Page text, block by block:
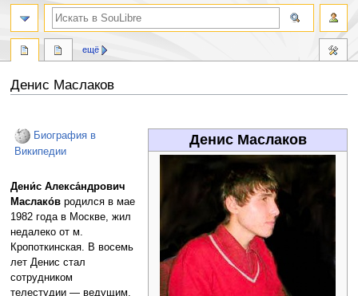
Денис Маслаков
навигации
поиску
Денис Маслаков
Биография в
Википедии
Дени́с Алекса́ндрович
Маслако́вродился в мае
1982 года в Москве, жил
недалеко от м.
Кропоткинская. В восемь
лет Денис стал
сотрудником
телестудии — ведущим,
ещё